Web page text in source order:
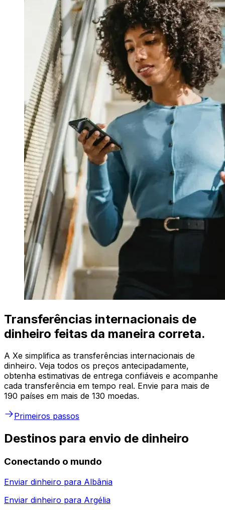
Transferências internacionais de
dinheiro feitas da maneira correta.
A Xe simplifica as transferências internacionais de
dinheiro. Veja todos os preços antecipadamente,
obtenha estimativas de entrega confiáveis e acompanhe
cada transferência em tempo real. Envie para mais de
190 países em mais de 130 moedas.
Primeiros passos
Destinos para envio de dinheiro
Conectando o mundo
Enviar dinheiro para Albânia
Enviar dinheiro para Argélia